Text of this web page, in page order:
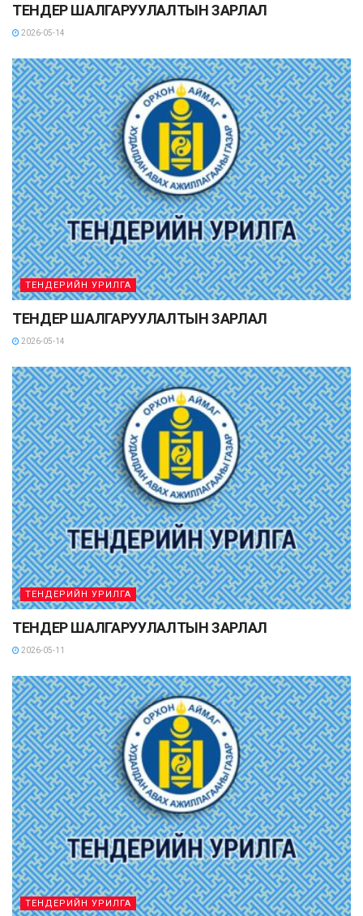
ТЕНДЕР ШАЛГАРУУЛАЛТЫН ЗАРЛАЛ
2026-05-14
ТЕНДЕРИЙН УРИЛГА
ТЕНДЕР ШАЛГАРУУЛАЛТЫН ЗАРЛАЛ
2026-05-14
ТЕНДЕРИЙН УРИЛГА
ТЕНДЕР ШАЛГАРУУЛАЛТЫН ЗАРЛАЛ
2026-05-11
ТЕНДЕРИЙН УРИЛГА